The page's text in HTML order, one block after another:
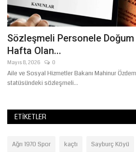
Sözleşmeli Personele
Hafta Olan...
Mayıs 8, 2026 0
Aile ve Sosyal Hizmetler Bakanı Mahinur
statüsündeki sözleşmeli...
ETIKETLER
Ağrı 1970 Spor kaçtı Sayburç Köyü